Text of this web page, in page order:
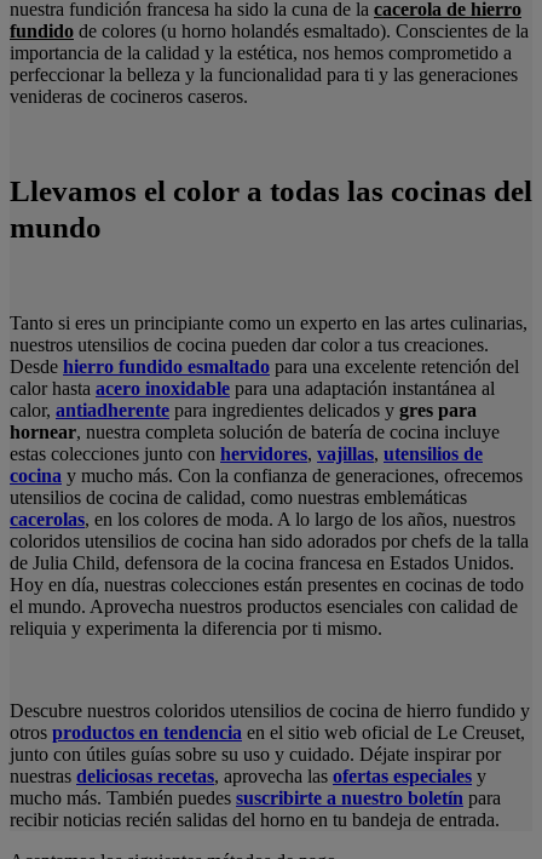
nuestra fundición francesa ha sido la cuna de la cacerola de hierro
fundido de colores (u horno holandés esmaltado). Conscientes de la
importancia de la calidad y la estética, nos hemos comprometido a
perfeccionar la belleza y la funcionalidad para ti y las generaciones
venideras de cocineros caseros.
Llevamos el color a todas las cocinas del
mundo
Tanto si eres un principiante como un experto en las artes culinarias,
nuestros utensilios de cocina pueden dar color a tus creaciones.
Desde hierro fundido esmaltado para una excelente retención del
calor hasta acero inoxidable para una adaptación instantánea al
calor, antiadherente para ingredientes delicados y gres para
hornear, nuestra completa solución de batería de cocina incluye
estas colecciones junto con hervidores, vajillas, utensilios de
cocina y mucho más. Con la confianza de generaciones, ofrecemos
utensilios de cocina de calidad, como nuestras emblemáticas
cacerolas, en los colores de moda. A lo largo de los años, nuestros
coloridos utensilios de cocina han sido adorados por chefs de la talla
de Julia Child, defensora de la cocina francesa en Estados Unidos.
Hoy en día, nuestras colecciones están presentes en cocinas de todo
el mundo. Aprovecha nuestros productos esenciales con calidad de
reliquia y experimenta la diferencia por ti mismo.
Descubre nuestros coloridos utensilios de cocina de hierro fundido y
otros productos en tendencia en el sitio web oficial de Le Creuset,
junto con útiles guías sobre su uso y cuidado. Déjate inspirar por
nuestras deliciosas recetas, aprovecha las ofertas especiales y
mucho más. También puedes suscribirte a nuestro boletín para
recibir noticias recién salidas del horno en tu bandeja de entrada.